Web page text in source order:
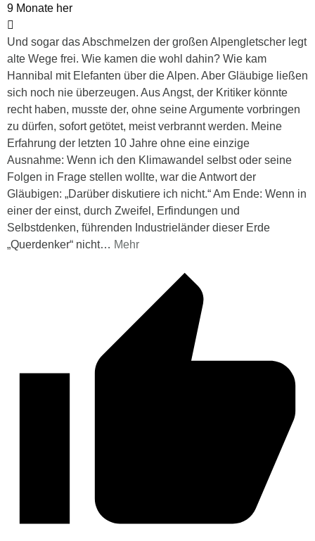
9 Monate her
Und sogar das Abschmelzen der großen Alpengletscher legt
alte Wege frei. Wie kamen die wohl dahin? Wie kam
Hannibal mit Elefanten über die Alpen. Aber Gläubige ließen
sich noch nie überzeugen. Aus Angst, der Kritiker könnte
recht haben, musste der, ohne seine Argumente vorbringen
zu dürfen, sofort getötet, meist verbrannt werden. Meine
Erfahrung der letzten 10 Jahre ohne eine einzige
Ausnahme: Wenn ich den Klimawandel selbst oder seine
Folgen in Frage stellen wollte, war die Antwort der
Gläubigen: „Darüber diskutiere ich nicht.“ Am Ende: Wenn in
einer der einst, durch Zweifel, Erfindungen und
Selbstdenken, führenden Industrieländer dieser Erde
„Querdenker“ nicht… Mehr